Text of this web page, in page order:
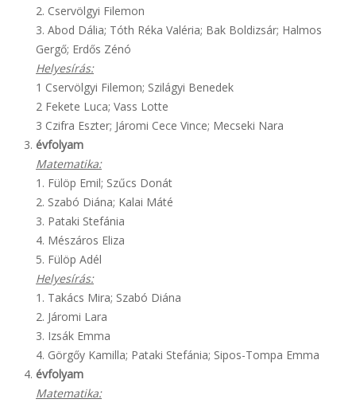
2. Cservölgyi Filemon
3. Abod Dália; Tóth Réka Valéria; Bak Boldizsár; Halmos
Gergő; Erdős Zénó
Helyesírás:
1 Cservölgyi Filemon; Szilágyi Benedek
2 Fekete Luca; Vass Lotte
3 Czifra Eszter; Járomi Cece Vince; Mecseki Nara
évfolyam
Matematika:
1. Fülöp Emil; Szűcs Donát
2. Szabó Diána; Kalai Máté
3. Pataki Stefánia
4. Mészáros Eliza
5. Fülöp Adél
Helyesírás:
1. Takács Mira; Szabó Diána
2. Járomi Lara
3. Izsák Emma
4. Görgőy Kamilla; Pataki Stefánia; Sipos-Tompa Emma
évfolyam
Matematika: